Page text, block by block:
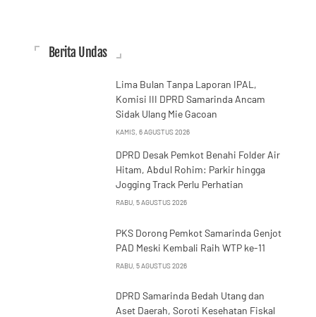
Berita Undas
Lima Bulan Tanpa Laporan IPAL,
Komisi III DPRD Samarinda Ancam
Sidak Ulang Mie Gacoan
KAMIS, 6 AGUSTUS 2026
DPRD Desak Pemkot Benahi Folder Air
Hitam, Abdul Rohim: Parkir hingga
Jogging Track Perlu Perhatian
RABU, 5 AGUSTUS 2026
PKS Dorong Pemkot Samarinda Genjot
PAD Meski Kembali Raih WTP ke-11
RABU, 5 AGUSTUS 2026
DPRD Samarinda Bedah Utang dan
Aset Daerah, Soroti Kesehatan Fiskal